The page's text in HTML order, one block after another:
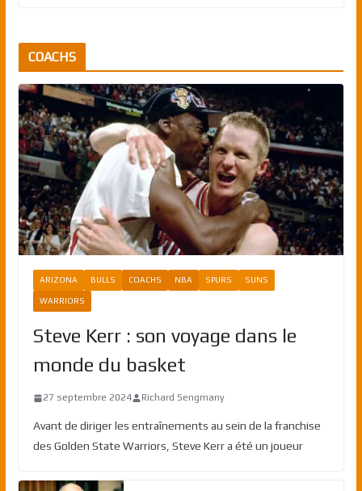
COACHS
ARIZONA BULLS COACHS NBA SPURS SUNS
WARRIORS
Steve Kerr : son voyage dans le
monde du basket
27 septembre 2024 Richard Sengmany
Avant de diriger les entraînements au sein de la franchise
des Golden State Warriors, Steve Kerr a été un joueur